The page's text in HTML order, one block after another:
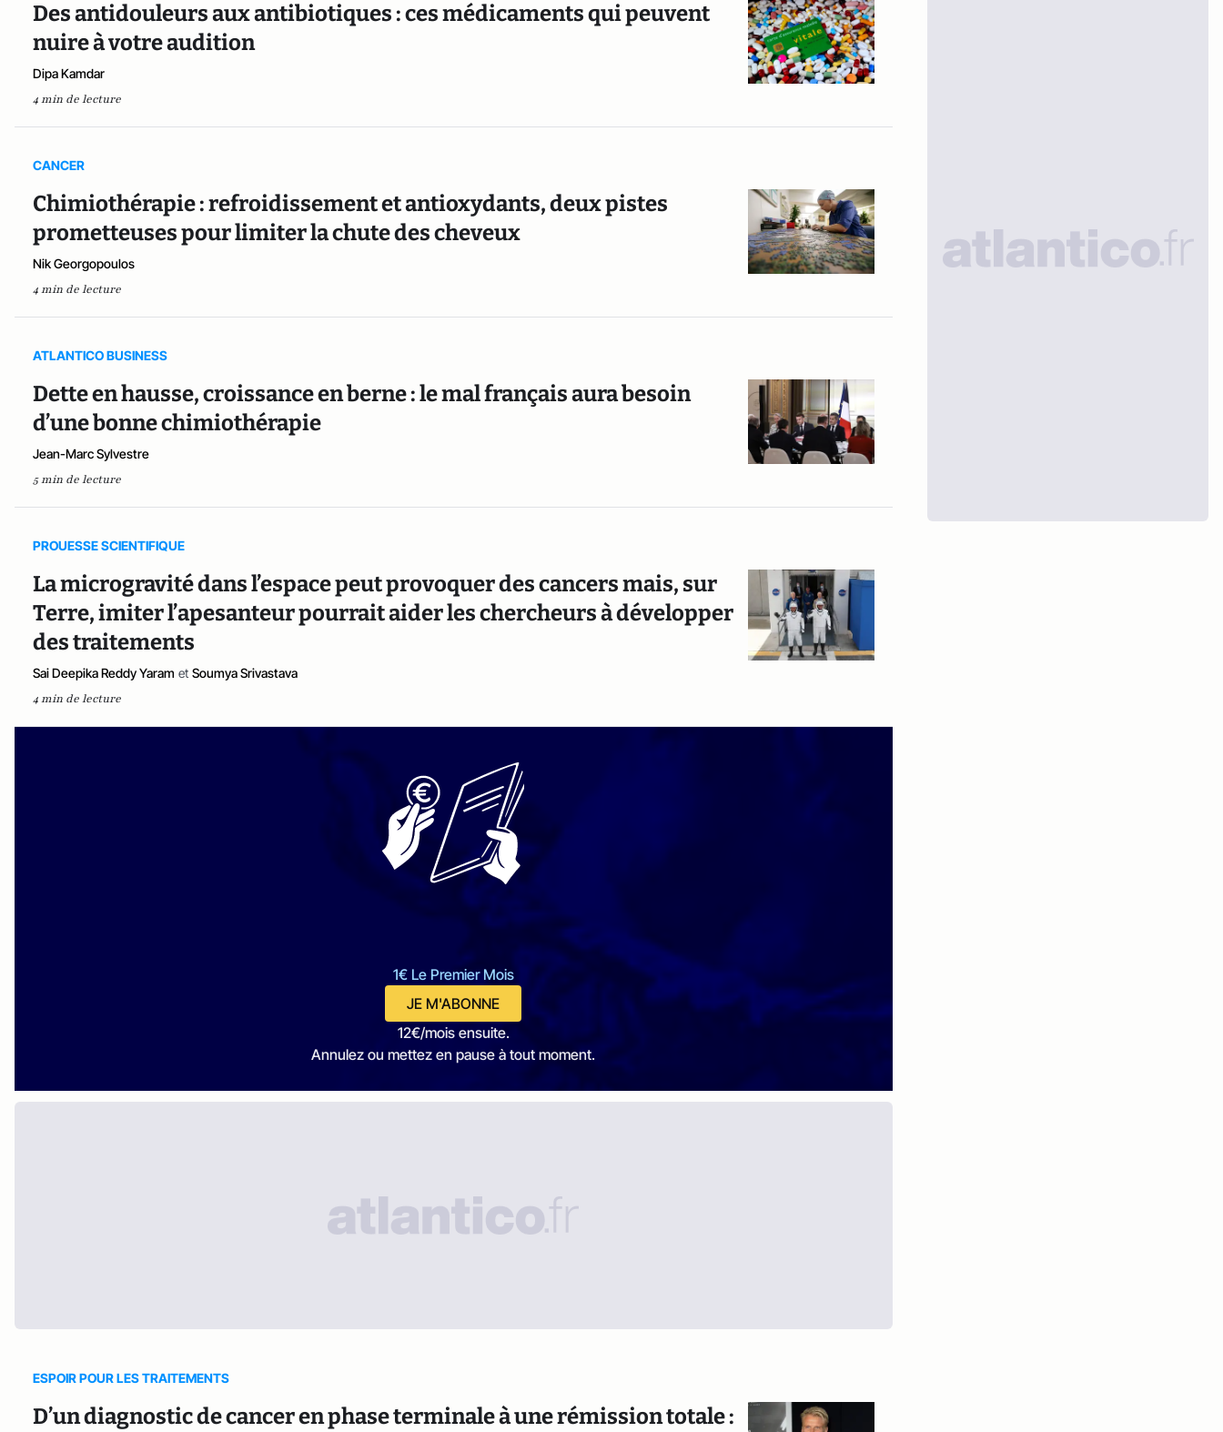
Des antidouleurs aux antibiotiques : ces médicaments qui peuvent
nuire à votre audition
Dipa Kamdar
4 min de lecture
CANCER
Chimiothérapie : refroidissement et antioxydants, deux pistes
prometteuses pour limiter la chute des cheveux
Nik Georgopoulos
4 min de lecture
ATLANTICO BUSINESS
Dette en hausse, croissance en berne : le mal français aura besoin
d’une bonne chimiothérapie
Jean-Marc Sylvestre
5 min de lecture
PROUESSE SCIENTIFIQUE
La microgravité dans l’espace peut provoquer des cancers mais, sur
Terre, imiter l’apesanteur pourrait aider les chercheurs à développer
des traitements
Sai Deepika Reddy Yaram et Soumya Srivastava
4 min de lecture
1€ Le Premier Mois
JE M'ABONNE
12€/mois ensuite.
Annulez ou mettez en pause à tout moment.
ESPOIR POUR LES TRAITEMENTS
D’un diagnostic de cancer en phase terminale à une rémission totale :